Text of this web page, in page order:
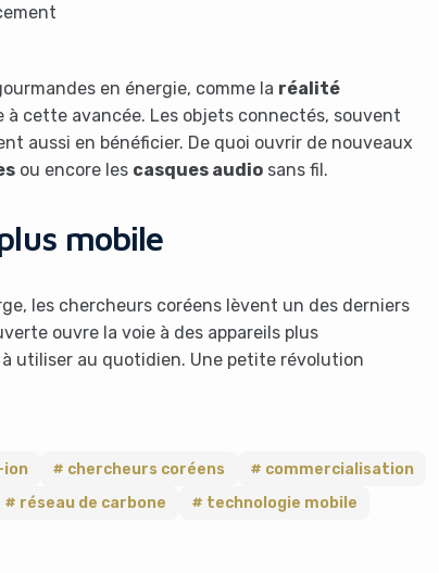
en énergie, comme la réalité
à cette avancée. Les objets connectés, souvent
aussi en bénéficier. De quoi ouvrir de nouveaux
ou encore les casques audiosans fil.
mobile
les chercheurs coréens lèvent un des derniers
ouvre la voie à des appareils plus
utiliser au quotidien. Une petite révolution
chercheurs coréens
commercialisation
réseau de carbone technologie mobile